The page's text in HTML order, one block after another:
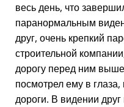
весь день, что
паранормальным
друг, очень крепкий
строительной
дорогу перед ним
посмотрел ему в
дороги. В видении